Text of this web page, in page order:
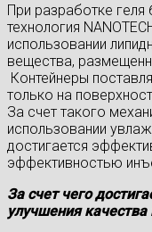
При разработке геля
технология
использовании
вещества,
Контейнеры
только на
За счет такого
использовании
достигается
эффективностью
За счет чего
улучшения